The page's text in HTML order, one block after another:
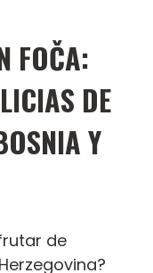
FOČA:
DE
Y
de